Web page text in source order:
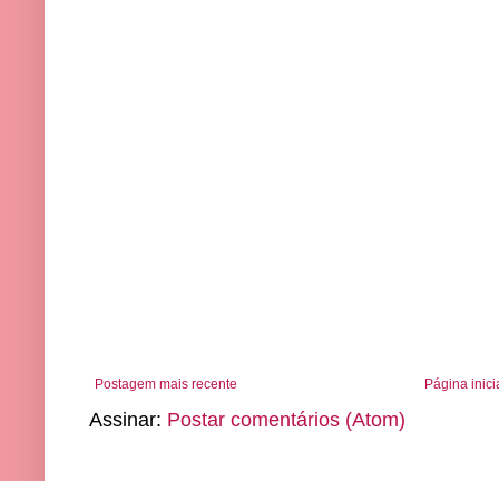
Postagem mais recente Página
Assinar: Postar comentários (Atom)